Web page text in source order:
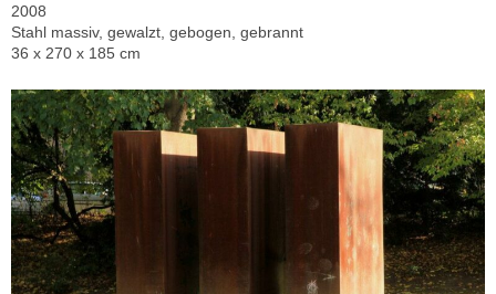
2008
Stahl massiv, gewalzt, gebogen, gebrannt
36 x 270 x 185 cm